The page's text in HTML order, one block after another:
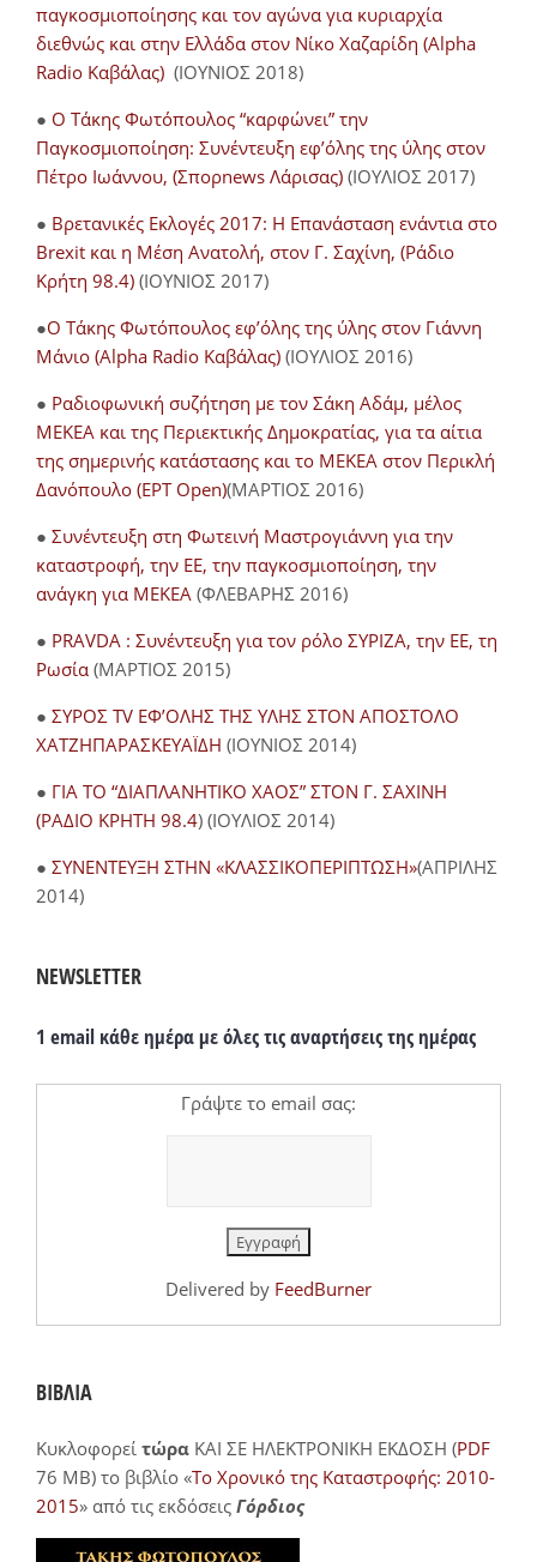
παγκοσμιοποίησης και τον αγώνα για κυριαρχία
διεθνώς και στην Ελλάδα στον Νίκο Χαζαρίδη (Alpha
Radio Καβάλας) (ΙΟΥΝΙΟΣ 2018)
● Ο Τάκης Φωτόπουλος “καρφώνει” την
Παγκοσμιοποίηση: Συνέντευξη εφ’όλης της ύλης στον
Πέτρο Ιωάννου, (Σπορnews Λάρισας) (ΙΟΥΛΙΟΣ 2017)
● Βρετανικές Εκλογές 2017: Η Επανάσταση ενάντια στο
Brexit και η Μέση Ανατολή, στον Γ. Σαχίνη, (Ράδιο
Κρήτη 98.4) (ΙΟΥΝΙΟΣ 2017)
●O Τάκης Φωτόπουλος εφ’όλης της ύλης στον Γιάννη
Μάνιο (Alpha Radio Καβάλας) (ΙΟΥΛΙΟΣ 2016)
● Ραδιοφωνική συζήτηση με τον Σάκη Αδάμ, μέλος
ΜΕΚΕΑ και της Περιεκτικής Δημοκρατίας, για τα αίτια
της σημερινής κατάστασης και το ΜΕΚΕΑ στον Περικλή
Δανόπουλο (ΕΡΤ Open)(ΜΑΡΤΙΟΣ 2016)
● Συνέντευξη στη Φωτεινή Μαστρογιάννη για την
καταστροφή, την ΕΕ, την παγκοσμιοποίηση, την
ανάγκη για ΜΕΚΕΑ (ΦΛΕΒΑΡΗΣ 2016)
● PRAVDA : Συνέντευξη για τον ρόλο ΣΥΡΙΖΑ, την ΕΕ, τη
Ρωσία (ΜΑΡΤΙΟΣ 2015)
● ΣΥΡΟΣ TV ΕΦ’ΟΛΗΣ ΤΗΣ ΥΛΗΣ ΣΤΟΝ ΑΠΟΣΤΟΛΟ
ΧΑΤΖΗΠΑΡΑΣΚΕΥΑΪΔΗ (ΙΟΥΝΙΟΣ 2014)
● ΓΙΑ ΤΟ “ΔΙΑΠΛΑΝΗΤΙΚΟ ΧΑΟΣ” ΣΤΟΝ Γ. ΣΑΧΙΝΗ
(ΡΑΔΙΟ ΚΡΗΤΗ 98.4) (ΙΟΥΛΙΟΣ 2014)
● ΣΥΝΕΝΤΕΥΞΗ ΣΤΗΝ «ΚΛΑΣΣΙΚΟΠΕΡΙΠΤΩΣΗ»(ΑΠΡΙΛΗΣ
2014)
NEWSLETTER
1 email κάθε ημέρα με όλες τις αναρτήσεις της ημέρας
Γράψτε το email σας:
Delivered by FeedBurner
ΒΙΒΛΙΑ
Κυκλοφορεί τώρα ΚΑΙ ΣΕ ΗΛΕΚΤΡΟΝΙΚΗ ΕΚΔΟΣΗ (PDF
76 MB) το βιβλίο «Το Χρονικό της Καταστροφής: 2010-
2015» από τις εκδόσεις Γόρδιος